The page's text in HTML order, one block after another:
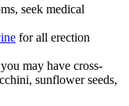
seek medical
for all erection
may have cross-
sunflower seeds,